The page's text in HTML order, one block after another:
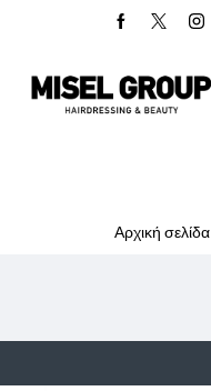
Αρχική σελίδα